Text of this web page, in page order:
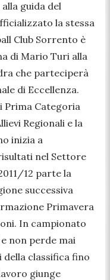
guida del
la stessa
Club Sorrento è
di Mario Turi alla
che parteciperà
di Eccellenza.
Prima Categoria
Regionali e la
inizia a
nel Settore
12 parte la
successiva
Primavera
In campionato
non perde mai
classifica fino
giunge